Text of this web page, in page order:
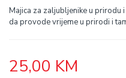
Majica za zaljubljenike u prirodu
da provode vrijeme u prirodi i
25,00 KM